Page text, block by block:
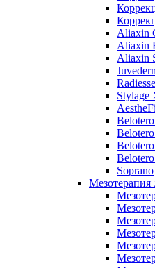
Aliaxin
Aliaxin
Aliaxin
Radiesse
Stylage
Soprano
Мезотерапия